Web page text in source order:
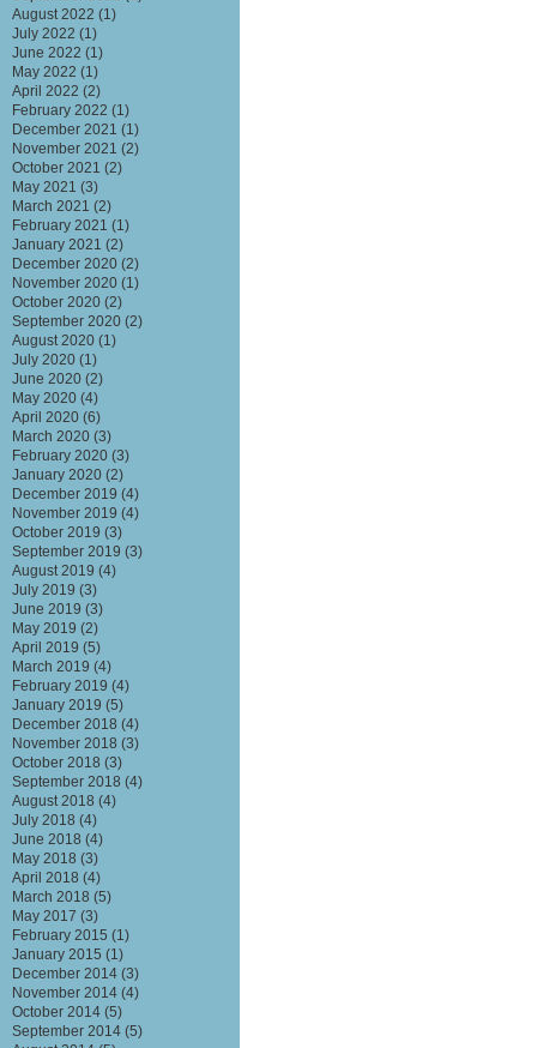
August 2022 (1)
July 2022 (1)
June 2022 (1)
May 2022 (1)
April 2022 (2)
February 2022 (1)
December 2021 (1)
November 2021 (2)
October 2021 (2)
May 2021 (3)
March 2021 (2)
February 2021 (1)
January 2021 (2)
December 2020 (2)
November 2020 (1)
October 2020 (2)
September 2020 (2)
August 2020 (1)
July 2020 (1)
June 2020 (2)
May 2020 (4)
April 2020 (6)
March 2020 (3)
February 2020 (3)
January 2020 (2)
December 2019 (4)
November 2019 (4)
October 2019 (3)
September 2019 (3)
August 2019 (4)
July 2019 (3)
June 2019 (3)
May 2019 (2)
April 2019 (5)
March 2019 (4)
February 2019 (4)
January 2019 (5)
December 2018 (4)
November 2018 (3)
October 2018 (3)
September 2018 (4)
August 2018 (4)
July 2018 (4)
June 2018 (4)
May 2018 (3)
April 2018 (4)
March 2018 (5)
May 2017 (3)
February 2015 (1)
January 2015 (1)
December 2014 (3)
November 2014 (4)
October 2014 (5)
September 2014 (5)